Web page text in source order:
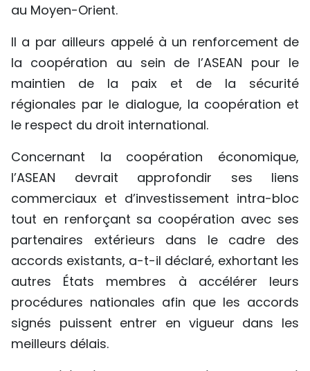
au Moyen-Orient.
Il a par ailleurs appelé à un renforcement de
la coopération au sein de l’ASEAN pour le
maintien de la paix et de la sécurité
régionales par le dialogue, la coopération et
le respect du droit international.
Concernant la coopération économique,
l’ASEAN devrait approfondir ses liens
commerciaux et d’investissement intra-bloc
tout en renforçant sa coopération avec ses
partenaires extérieurs dans le cadre des
accords existants, a-t-il déclaré, exhortant les
autres États membres à accélérer leurs
procédures nationales afin que les accords
signés puissent entrer en vigueur dans les
meilleurs délais.